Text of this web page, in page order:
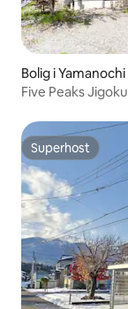
Bolig i Yamanochi
Five Peaks
Superhost
Superhost